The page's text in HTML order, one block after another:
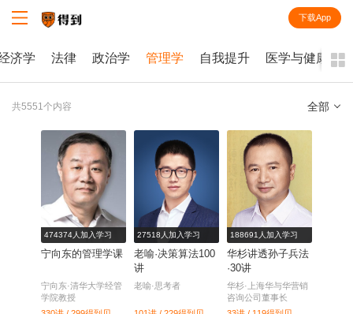
下载App
济学 法律 政治学 管理学 自我提升 医学与健康
共5551个内容 全部
全部
课程
每天听本书
电子书
474374人加入学习
宁向东的管理学课
宁向东·清华大学经管
学院教授
27518人加入学习
老喻·决策算法100
讲
老喻·思考者
188691人加入学习
华杉讲透孙子兵法
·30讲
华杉·上海华与华营销
咨询公司董事长